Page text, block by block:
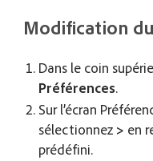
Modification
Dans le coin
Préférences.
Sur l’écran
sélectionnez > en
prédéfini.